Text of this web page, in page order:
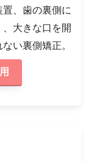
、歯の裏側に
大きな口を開
い裏側矯正。